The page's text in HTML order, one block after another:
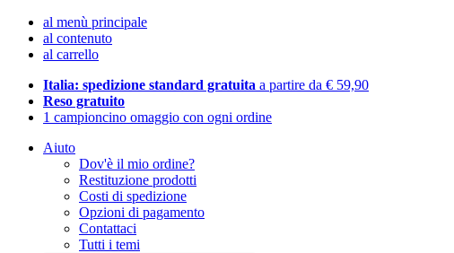
al menù principale
al contenuto
al carrello
Italia: spedizione standard gratuita a partire da € 59,90
Reso gratuito
1 campioncino omaggio con ogni ordine
Aiuto
Dov'è il mio ordine?
Restituzione prodotti
Costi di spedizione
Opzioni di pagamento
Contattaci
Tutti i temi